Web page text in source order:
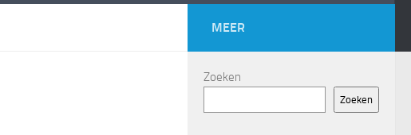
MEER
Zoeken
Zoeken